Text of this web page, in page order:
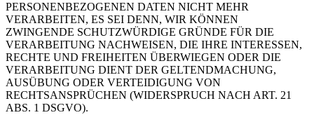
PERSONENBEZOGENEN DATEN NICHT MEHR
VERARBEITEN, ES SEI DENN, WIR KÖNNEN
ZWINGENDE SCHUTZWÜRDIGE GRÜNDE FÜR DIE
VERARBEITUNG NACHWEISEN, DIE IHRE INTERESSEN,
RECHTE UND FREIHEITEN ÜBERWIEGEN ODER DIE
VERARBEITUNG DIENT DER GELTENDMACHUNG,
AUSÜBUNG ODER VERTEIDIGUNG VON
RECHTSANSPRÜCHEN (WIDERSPRUCH NACH ART. 21
ABS. 1 DSGVO).